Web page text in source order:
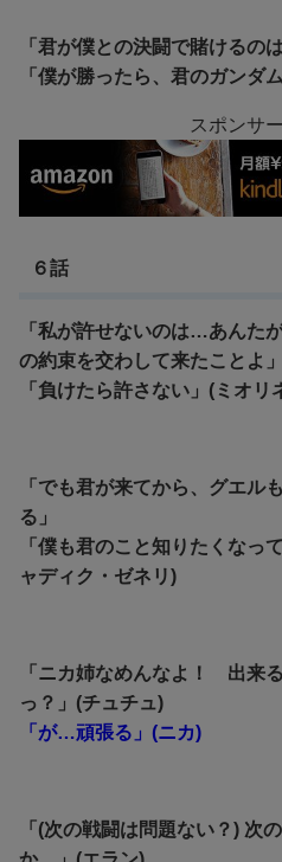
「君が僕との決闘で賭けるの
「僕が勝ったら、君のガンダ
スポンサ
６話
「私が許せないのは…あんた
の約束を交わして来たことよ」
「負けたら許さない」(ミオリ
「でも君が来てから、グエル
る」
「僕も君のこと知りたくなっ
ャディク・ゼネリ)
「ニカ姉なめんなよ！ 出来
っ？」(チュチュ)
「が…頑張る」(ニカ)
「(次の戦闘は問題ない？) 次